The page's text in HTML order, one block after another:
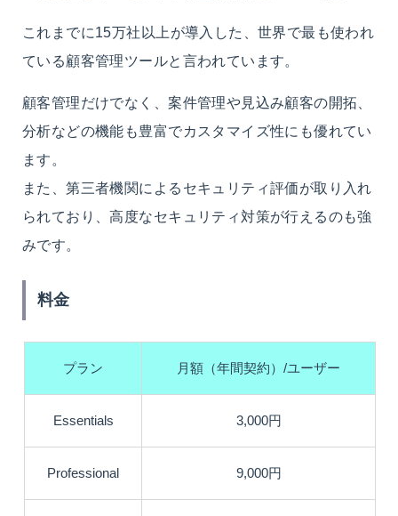
これまでに15万社以上が導入した、世界で最も使われ
ている顧客管理ツールと言われています。
顧客管理だけでなく、案件管理や見込み顧客の開拓、
分析などの機能も豊富でカスタマイズ性にも優れてい
ます。
また、第三者機関によるセキュリティ評価が取り入れ
られており、高度なセキュリティ対策が行えるのも強
みです。
料金
プラン 月額（年間契約）/ユーザー
Essentials 3,000円
Professional 9,000円